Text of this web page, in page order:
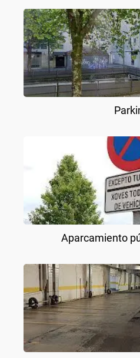
Aparcamiento